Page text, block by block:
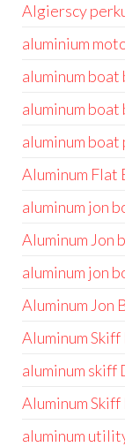
Algierscy
aluminium
aluminum
aluminum
aluminum boat
Aluminum Flat
aluminum jon
Aluminum Jon
aluminum jon
Aluminum Jon
Aluminum
aluminum skiff
Aluminum Skiff
aluminum